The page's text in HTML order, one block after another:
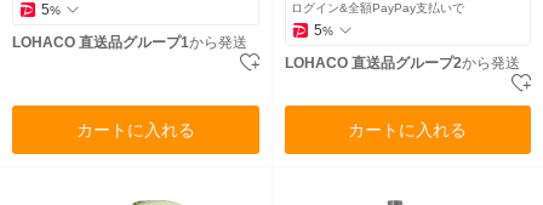
5%
LOHACO 直送品グループ1から発送
カートに入れる
ログイン&全額PayPay支払いで
5%
LOHACO 直送品グループ2から発送
カートに入れる